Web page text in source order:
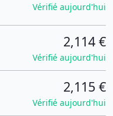
Vérifié aujourd'hui
2,114 €
Vérifié aujourd'hui
2,115 €
Vérifié aujourd'hui